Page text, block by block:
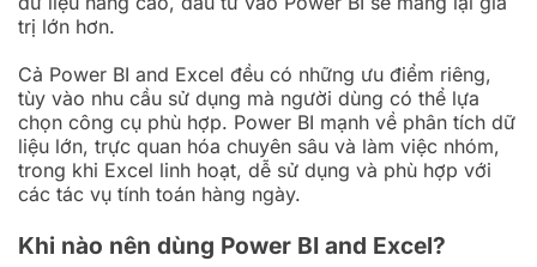
trị lớn hơn.
Cả Power BI and Excel đều có những ưu điểm riêng,
tùy vào nhu cầu sử dụng mà người dùng có thể lựa
chọn công cụ phù hợp. Power BI mạnh về phân tích dữ
liệu lớn, trực quan hóa chuyên sâu và làm việc nhóm,
trong khi Excel linh hoạt, dễ sử dụng và phù hợp với
các tác vụ tính toán hàng ngày.
Khi nào nên dùng Power BI and Excel?